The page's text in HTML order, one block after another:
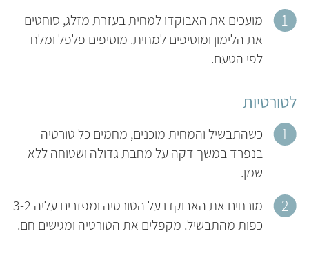
מועכים את האבוקדו למחית בעזרת מזלג, סוחטים
את הלימון ומוסיפים למחית. מוסיפים פלפל ומלח
לפי הטעם.
לטורטיות
כשהתבשיל והמחית מוכנים, מחמים כל טורטיה
בנפרד במשך דקה על מחבת גדולה ושטוחה ללא
שמן.
מורחים את האבוקדו על הטורטיה ומפזרים עליה 3-2
כפות מהתבשיל. מקפלים את הטורטיה ומגישים חם.